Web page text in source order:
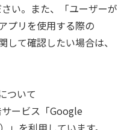
い。また、「ユーザーが
プリを使用する際の
て確認したい場合は、
ついて
ービス「Google